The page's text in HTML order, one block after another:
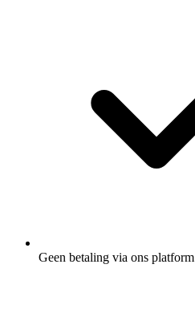
Geen betaling via ons platform